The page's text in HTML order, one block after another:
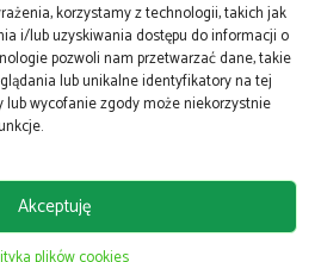
korzystamy z technologii, takich jak
i/lub uzyskiwania dostępu do informacji o
pozwoli nam przetwarzać dane, takie
lub unikalne identyfikatory na tej
lub wycofanie zgody może niekorzystnie
Akceptuję